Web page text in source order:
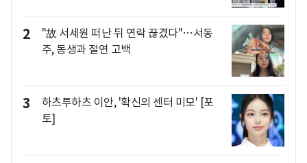
2
"故 서세원 떠난 뒤 연락 끊겼다"…서동
주, 동생과 절연 고백
3
하츠투하츠 이안, '확신의 센터 미모' [포
토]